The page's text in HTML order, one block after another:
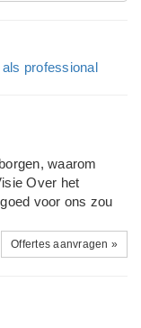
professional
waarom
Over het
voor ons zou
wij hier geen
te handelen. In de
opvoeding,
op.
erdoor gevormd.
Offertes aanvragen »